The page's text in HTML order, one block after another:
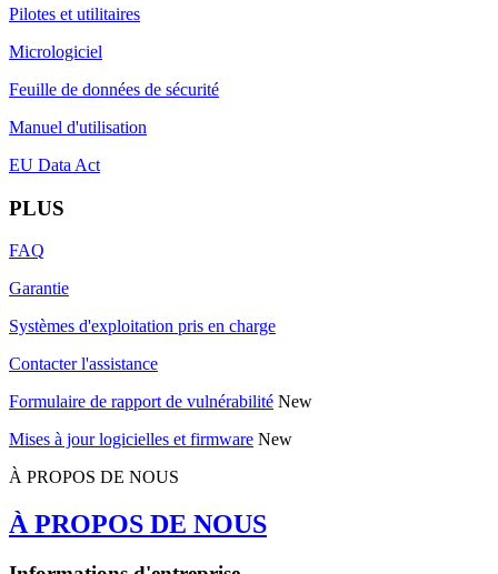
Pilotes et utilitaires
Micrologiciel
Feuille de données de sécurité
Manuel d'utilisation
EU Data Act
PLUS
FAQ
Garantie
Systèmes d'exploitation pris en charge
Contacter l'assistance
Formulaire de rapport de vulnérabilité New
Mises à jour logicielles et firmware New
À PROPOS DE NOUS
À PROPOS DE NOUS